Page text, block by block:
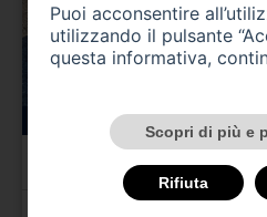
ALFA ROMEO Gtv/Spider
Gtv 2.0i 16V Twin Spark cat L
Puoi acconsentire
utilizzando il pulsante
questa informativa,
Scopri di più e
Rifiuta